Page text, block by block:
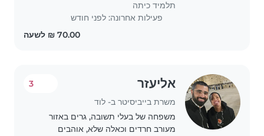
תלמיד כיתה
פעילות אחרונה: לפני חודש
אליעזר
משרת בייביסיטר ב- לוד
3
משפחה של בעלי תשובה, גרים באזור
מעורב חרדים וכאלה שלא, אוהבים